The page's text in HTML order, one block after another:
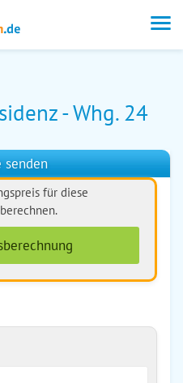
- Whg. 24
senden
für diese
berechnen.